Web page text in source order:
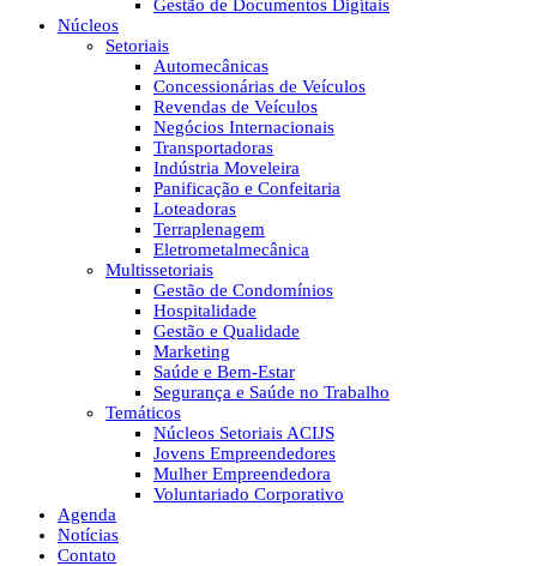
Gestão de Documentos Digitais
Núcleos
Setoriais
Automecânicas
Concessionárias de Veículos
Revendas de Veículos
Negócios Internacionais
Transportadoras
Indústria Moveleira
Panificação e Confeitaria
Loteadoras
Terraplenagem
Eletrometalmecânica
Multissetoriais
Gestão de Condomínios
Hospitalidade
Gestão e Qualidade
Marketing
Saúde e Bem-Estar
Segurança e Saúde no Trabalho
Temáticos
Núcleos Setoriais ACIJS
Jovens Empreendedores
Mulher Empreendedora
Voluntariado Corporativo
Agenda
Notícias
Contato